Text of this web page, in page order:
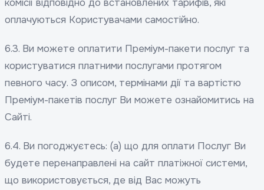
комісії відповідно до встановлених тарифів, які
оплачуються Користувачами самостійно.
6.3. Ви можете оплатити Преміум-пакети послуг та
користуватися платними послугами протягом
певного часу. З описом, термінами дії та вартістю
Преміум-пакетів послуг Ви можете ознайомитись на
Сайті.
6.4. Ви погоджуєтесь: (а) що для оплати Послуг Ви
будете перенаправлені на сайт платіжної системи,
що використовується, де від Вас можуть